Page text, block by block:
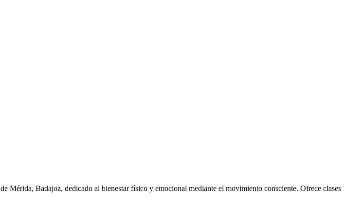
de Mérida, Badajoz, dedicado al bienestar físico y emocional mediante el movimiento consciente. Ofrece clases